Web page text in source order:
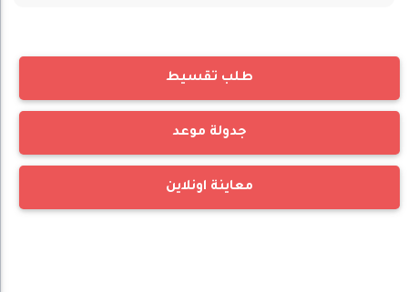
طلب تقسيط
جدولة موعد
معاينة اونلاين